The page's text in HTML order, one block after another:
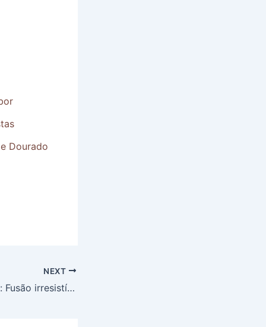
Dourado
NEXT
Hot Dog Coreano: Fusão irresistível de sabores